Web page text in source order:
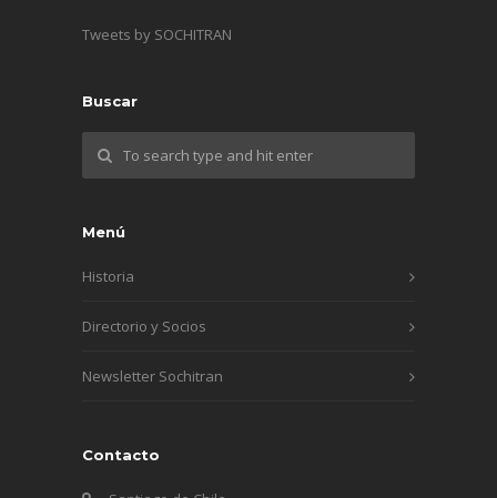
Tweets by SOCHITRAN
Buscar
Menú
Historia
Directorio y Socios
Newsletter Sochitran
Contacto